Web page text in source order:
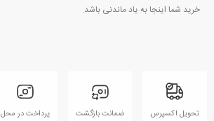
خرید شما اینجا به یاد ماندنی باشد.
تحویل اکسپرس ضمانت بازگشت پرداخت در محل